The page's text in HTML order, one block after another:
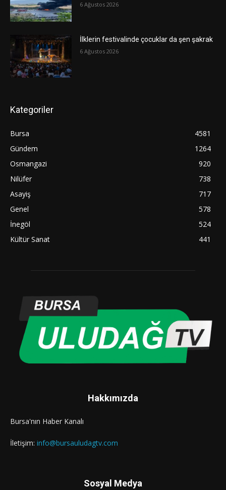
6 Ağustos 2026
İlklerin festivalinde çocuklar da şen şakrak
6 Ağustos 2026
Kategoriler
Bursa
4581
Gündem
1264
Osmangazi
920
Nilüfer
738
Asayiş
717
Genel
578
İnegöl
524
Kültür Sanat
441
Hakkımızda
Bursa'nın Haber Kanalı
İletişim: info@bursauludagtv.com
Sosyal Medya